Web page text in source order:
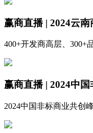
赢商直播 | 2024云
400+开发商高层、300+
赢商直播 | 2024中
2024中国非标商业共创